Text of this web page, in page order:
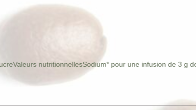
Valeurs nutritionnellesSodium* pour une infusion de 3 g